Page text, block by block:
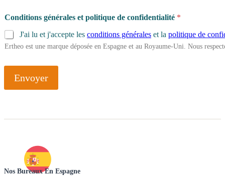
Conditions générales et politique de confidentialité *
J'ai lu et j'accepte les conditions générales et la politique de
Ertheo est une marque déposée en Espagne et au Royaume-Uni. Nous
Envoyer
Nos Bureaux En Espagne